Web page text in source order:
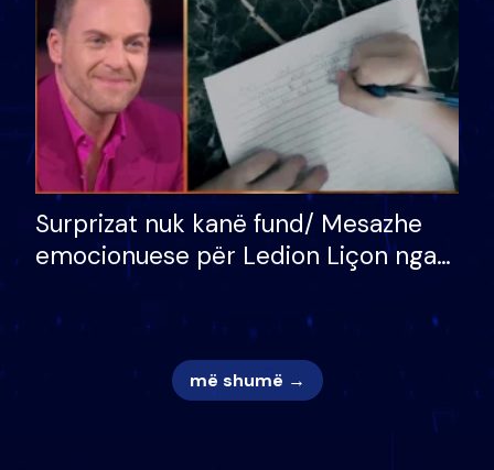
Surprizat nuk kanë fund/ Mesazhe
emocionuese për Ledion Liçon nga
nuk i mban dot lotët: Nuk meritoj…
më shumë →